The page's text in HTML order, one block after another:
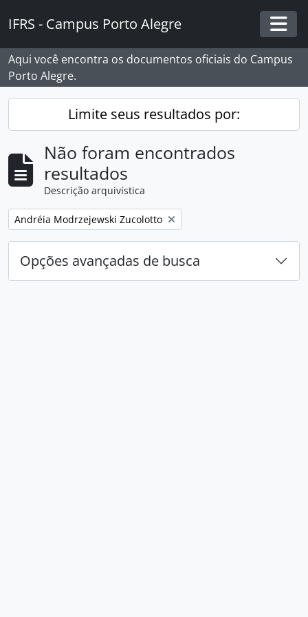
IFRS - Campus Porto Alegre
Aqui você encontra os documentos oficiais do Campus
Porto Alegre.
Limite seus resultados por:
Não foram encontrados
resultados
Descrição arquivística
Remover filtro:
Andréia Modrzejewski Zucolotto
Opções avançadas de busca